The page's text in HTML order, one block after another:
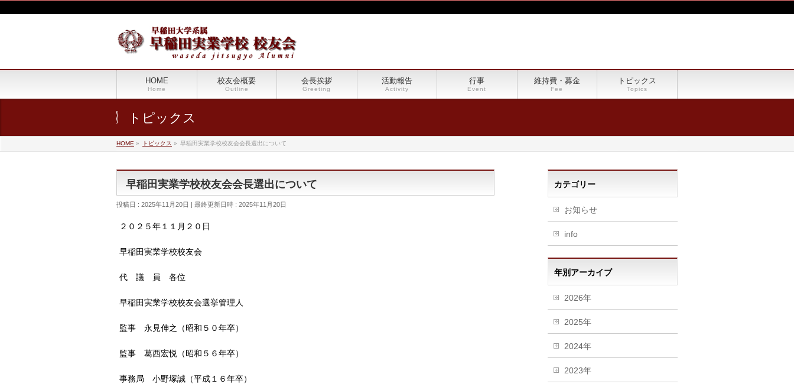
HOME
Home
校友会概要
Outline
会長挨拶
Greeting
活動報告
Activity
行事
Event
維持費・募金
Fee
トピックス
Topics
トピックス
HOME » トピックス » 早稲田実業学校校友会会長選出について
早稲田実業学校校友会会長選出について
投稿日 : 2025年11月20日 最終更新日時 : 2025年11月20日
２０２５年１１月２０日
早稲田実業学校校友会
代 議 員 各位
早稲田実業学校校友会選挙管理人
監事 永見伸之（昭和５０年卒）
監事 葛西宏悦（昭和５６年卒）
事務局 小野塚誠（平成１６年卒）
カテゴリー
お知らせ
info
年別アーカイブ
2026年
2025年
2024年
2023年